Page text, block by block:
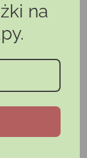
przysługuje
prawne)
umowy i zwrotu
się ze
lub
na